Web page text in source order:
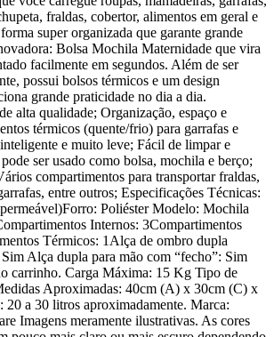
fraldas, cobertor, alimentos em geral e
super organizada que garante grande
Bolsa Mochila Maternidade que vira
facilmente em segundos. Além de ser
possui bolsos térmicos e um design
grande praticidade no dia a dia.
alta qualidade; Organização, espaço e
térmicos (quente/frio) para garrafas e
e muito leve; Fácil de limpar e
ser usado como bolsa, mochila e berço;
compartimentos para transportar fraldas,
entre outros; Especificações Técnicas:
Poliéster Modelo: Mochila
Internos: 3Compartimentos
Térmicos: 1Alça de ombro dupla
Alça dupla para mão com “fecho”: Sim
carrinho. Carga Máxima: 15 Kg Tipo de
Aproximadas: 40cm (A) x 30cm (C) x
20 a 30 litros aproximadamente. Marca:
Imagens meramente ilustrativas. As cores